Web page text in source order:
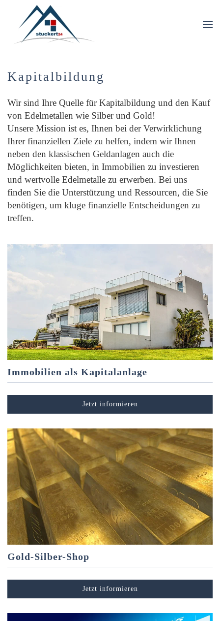
Skip to main content
Kapitalbildung
Wir sind Ihre Quelle für Kapitalbildung und den Kauf
von Edelmetallen wie Silber und Gold!
Unsere Mission ist es, Ihnen bei der Verwirklichung
Ihrer finanziellen Ziele zu helfen, indem wir Ihnen
neben den klassischen Geldanlagen auch die
Möglichkeiten bieten, in Immobilien zu investieren
und wertvolle Edelmetalle zu erwerben. Bei uns
finden Sie die Unterstützung und Ressourcen, die Sie
benötigen, um kluge finanzielle Entscheidungen zu
treffen.
Immobilien als Kapitalanlage
Jetzt informieren
Gold-Silber-Shop
Jetzt informieren